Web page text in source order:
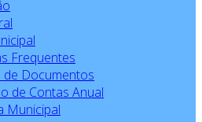
Frequentes
Documentos
de Contas Anual
Municipal